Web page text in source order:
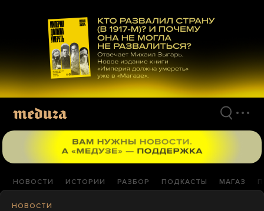
материалам
НОВОСТИ ИСТОРИИ РАЗБОР ПОДКАСТЫ МАГАЗ
НОВОСТИ